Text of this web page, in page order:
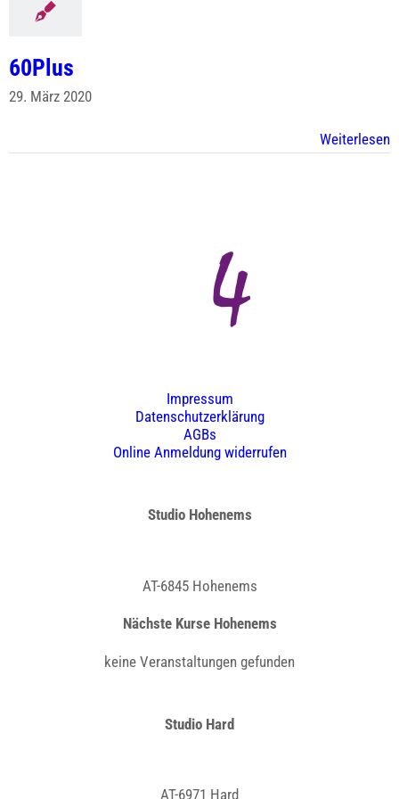
60Plus
29. März 2020
Weiterlesen
Impressum
Datenschutzerklärung
AGBs
Online Anmeldung widerrufen
Studio Hohenems
AT-6845 Hohenems
Nächste Kurse Hohenems
keine Veranstaltungen gefunden
Studio Hard
AT-6971 Hard